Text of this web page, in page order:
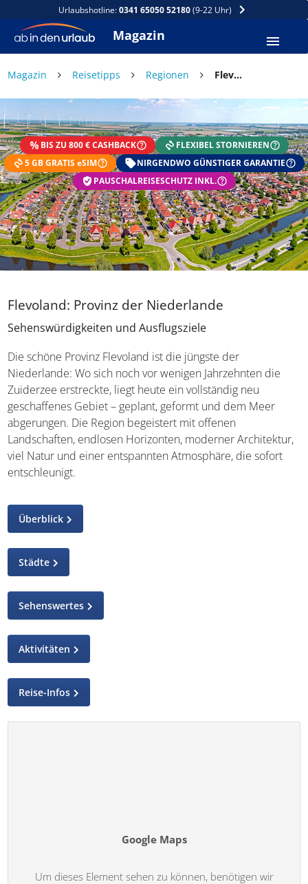
Urlaubshotline:0341 65050 52180(9-22 Uhr)
Magazin
Magazin Reisetipps Regionen Flevoland: Provinz der Niederlande
BIS ZU 800 € CASHBACK
FLEXIBEL STORNIEREN
5 GB GRATIS eSIM
NIRGENDWO GÜNSTIGER GARANTIE
PAUSCHALREISESCHUTZ INKL.
Flevoland: Provinz der Niederlande
Sehenswürdigkeiten und Ausflugsziele
Die schöne Provinz Flevoland ist die jüngste der
Niederlande: Wo sich noch vor wenigen Jahrzehnten die
Zuiderzee erstreckte, liegt heute ein vollständig neu
geschaffenes Gebiet – geplant, geformt und dem Meer
abgerungen. Die Region begeistert mit offenen
Landschaften, endlosen Horizonten, moderner Architektur,
viel Natur und einer entspannten Atmosphäre, die sofort
entschleunigt.
Überblick
Städte
Sehenswertes
Aktivitäten
Reise-Infos
Google Maps
Um dieses Element sehen zu können, benötigen wir